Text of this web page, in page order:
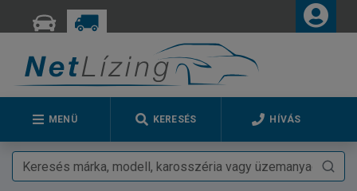
MENÜ KERESÉS HÍVÁS